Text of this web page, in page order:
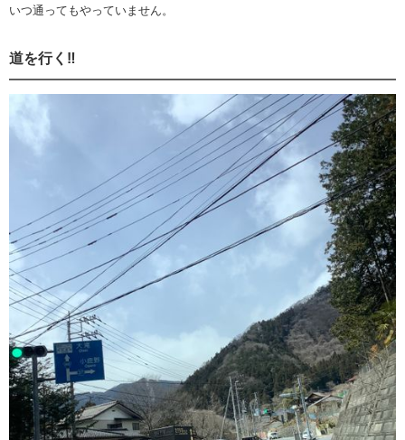
いつ通ってもやっていません。
道を行く‼️